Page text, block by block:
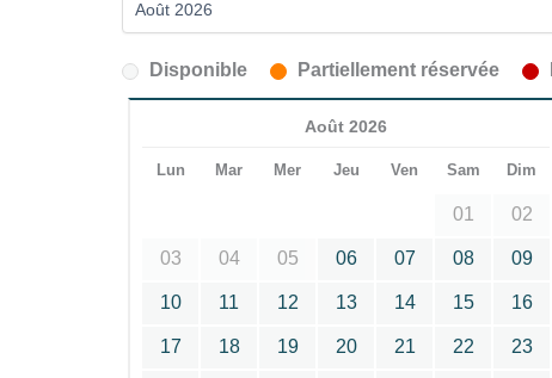
Disponible Partiellement réservée
Août 2026
Lun Mar Mer Jeu Ven Sam Dim
01 02
03 04 05 06 07 08 09
10 11 12 13 14 15 16
17 18 19 20 21 22 23